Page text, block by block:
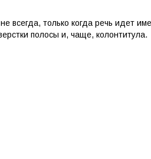
всегда, только когда речь идет
полосы и, чаще, колонтитула.